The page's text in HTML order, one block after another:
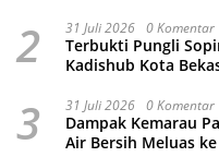
2 31 Juli 2026 0 Komentar
Terbukti Pungli
Kadishub Kota
3 31 Juli 2026 0 Komentar
Dampak Kemarau
Air Bersih Meluas